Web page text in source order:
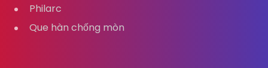
Philarc
Que hàn chống mòn